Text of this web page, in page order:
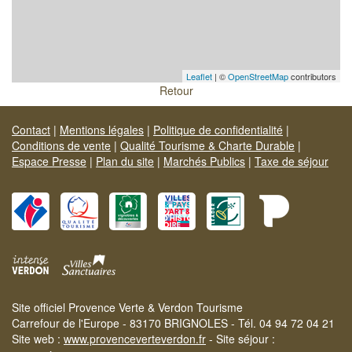
Leaflet | ©OpenStreetMapcontributors
Retour
Contact | Mentions légales | Politique de confidentialité |
Conditions de vente | Qualité Tourisme & Charte Durable |
Espace Presse | Plan du site | Marchés Publics | Taxe de séjour
Site officiel Provence Verte & Verdon Tourisme
Carrefour de l'Europe - 83170 BRIGNOLES - Tél. 04 94 72 04 21
Site web : www.provenceverteverdon.fr - Site séjour :